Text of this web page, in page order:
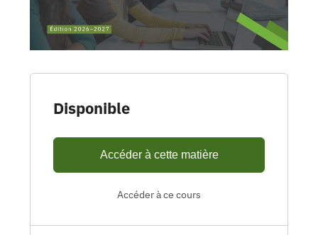
Disponible
Accéder à cette matière
Accéder à ce cours